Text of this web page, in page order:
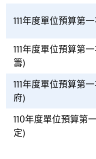
111年度單位預算第
111年度單位預算第
籌)
111年度單位預算第
府)
110年度單位預算第
定)